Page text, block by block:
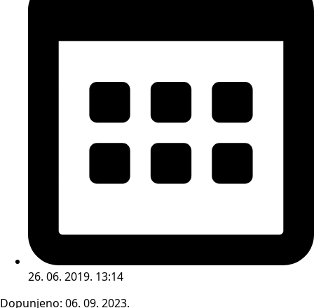
26. 06. 2019. 13:14
Dopunjeno: 06. 09. 2023.